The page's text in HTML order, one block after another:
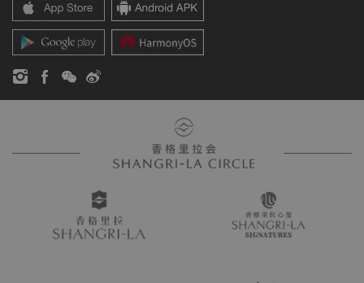
香格里拉公寓
联系方式
新闻稿